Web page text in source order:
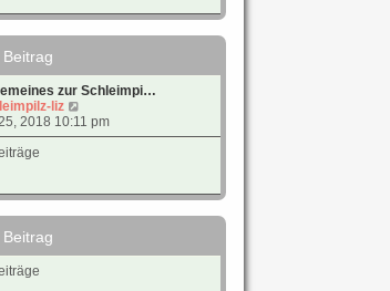
g
e
e
i
t
r
a
g
zur Schleimpi…
liz
e
u
e
r
i
2018 10:11 pm